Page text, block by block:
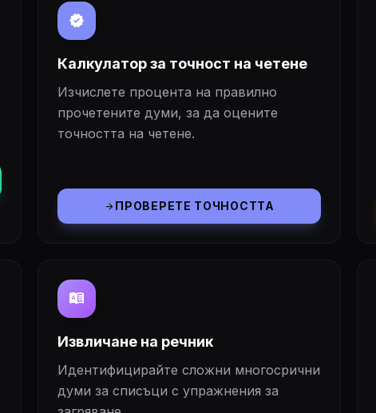
verified
Калкулатор за точност на четене
Изчислете процента на правилно
прочетените думи, за да оцените
точността на четене.
arrow_forwardПРОВЕРЕТЕ ТОЧНОСТТА
dictionary
Извличане на речник
Идентифицирайте сложни многосрични
думи за списъци с упражнения за